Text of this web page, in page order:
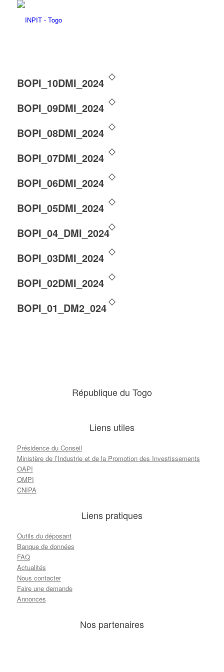
BOPI_10DMI_2024
BOPI_09DMI_2024
BOPI_08DMI_2024
BOPI_07DMI_2024
BOPI_06DMI_2024
BOPI_05DMI_2024
BOPI_04_DMI_2024
BOPI_03DMI_2024
BOPI_02DMI_2024
BOPI_01_DM2_024
République du Togo
Liens utiles
Présidence du Conseil
Ministère de l’Industrie et de la Promotion des Investissements
OAPI
OMPI
CNIPA
Liens pratiques
Outils du déposant
Banque de données
FAQ
Actualités
Nous contacter
Faire une demande
Annonces
Nos partenaires